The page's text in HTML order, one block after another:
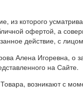
из которого
офертой, а
действие, с
Алена Игоревна, о
на Сайте.
возникают с